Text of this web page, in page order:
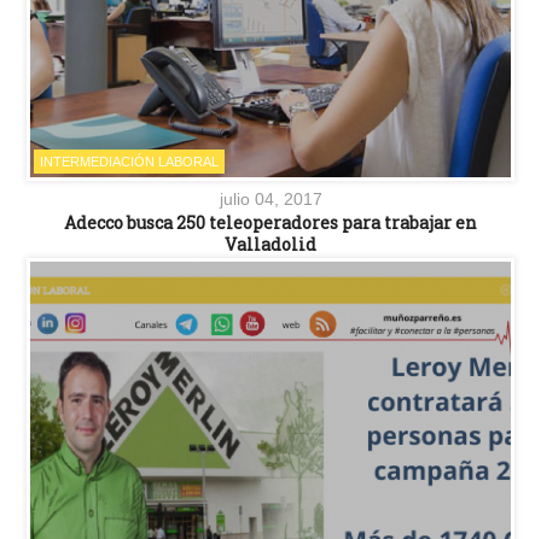
INTERMEDIACIÓN LABORAL
julio 04, 2017
Adecco busca 250 teleoperadores para trabajar en
Valladolid